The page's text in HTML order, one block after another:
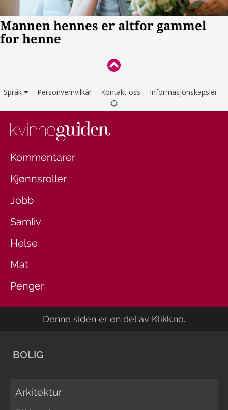
Språk Personvernvilkår Kontakt oss Informasjonskapsler
Kommentarer
Kjønnsroller
Jobb
Samliv
Helse
Mat
Penger
Denne siden er en del av Klikk.no.
BOLIG
Arkitektur